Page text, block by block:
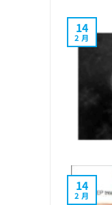
14
2 月
14
2 月